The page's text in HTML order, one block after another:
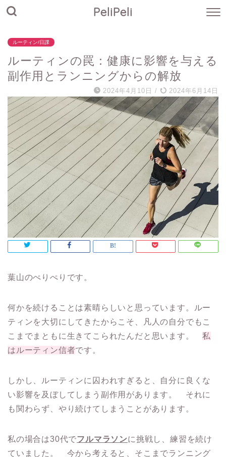
PeliPeli
ルーティン/日課
ルーティンの罠：健康に影響を与える
副作用とランニングからの解放
2024年4月10日 / 2024年6月14日
葉山のぺりぺりです。
何かを続けることは素晴らしいと思っています。ルー
ティンを大切にしてきたからこそ、凡人の自分でもこ
こまでまともに生きてこられたんだと思います。私
はルーティン信者です。
しかし、 ルーティンに囚われすぎる と、自分に良くな
い影響を及ぼしてしまう副作用があります。 それに
も関わらず、やり続けてしまうことがあります。
私の場合は30代でフルマラソンに挑戦し、練習を続け
ていました。 今から考えると、そこまでランニング